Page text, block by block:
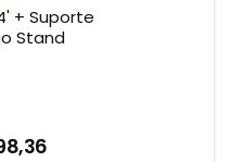
+ Suporte
Stand